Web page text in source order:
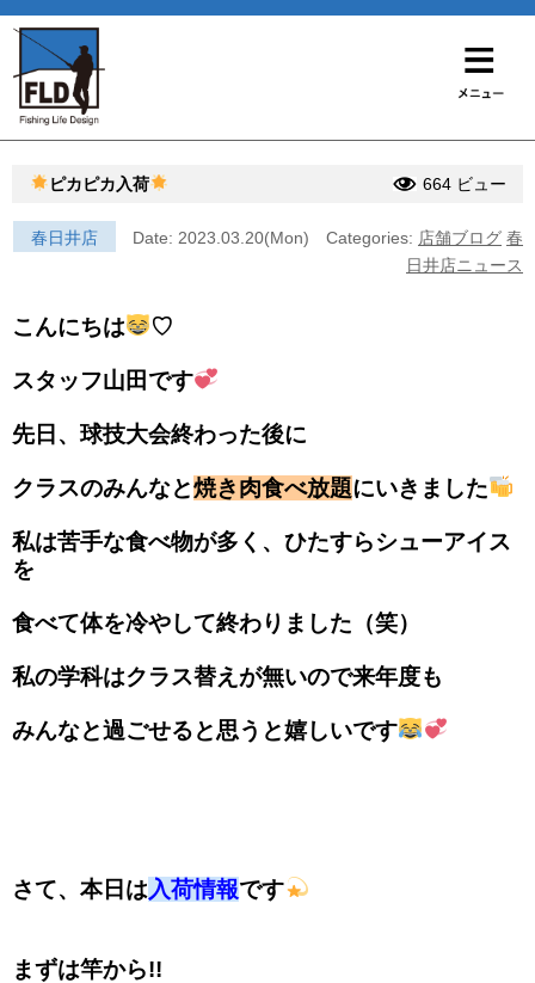
ピカピカ入荷 664 ビュー
春日井店 Date: 2023.03.20(Mon) Categories: 店舗ブログ 春
日井店ニュース
こんにちは ♡
スタッフ山田です
先日、球技大会終わった後に
クラスのみんなと焼き肉食べ放題にいきました
私は苦手な食べ物が多く、ひたすらシューアイス
を
食べて体を冷やして終わりました（笑）
私の学科はクラス替えが無いので来年度も
みんなと過ごせると思うと嬉しいです
さて、本日は入荷情報です
まずは竿から!!